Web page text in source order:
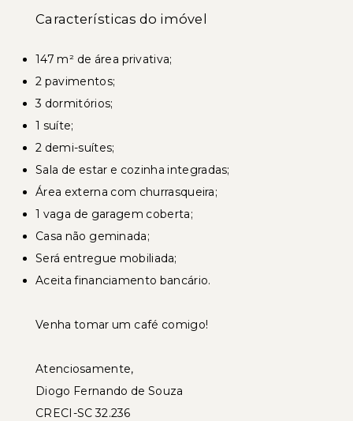
Características do imóvel
147 m² de área privativa;
2 pavimentos;
3 dormitórios;
1 suíte;
2 demi-suítes;
Sala de estar e cozinha integradas;
Área externa com churrasqueira;
1 vaga de garagem coberta;
Casa não geminada;
Será entregue mobiliada;
Aceita financiamento bancário.
Venha tomar um café comigo!
Atenciosamente,
Diogo Fernando de Souza
CRECI-SC 32.236